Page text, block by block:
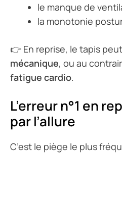
le manque de
la monotonie
👉 En reprise, le tapis peut
mécanique, ou au
fatigue cardio.
L’erreur n°1 en
par l’allure
C’est le piège le plus